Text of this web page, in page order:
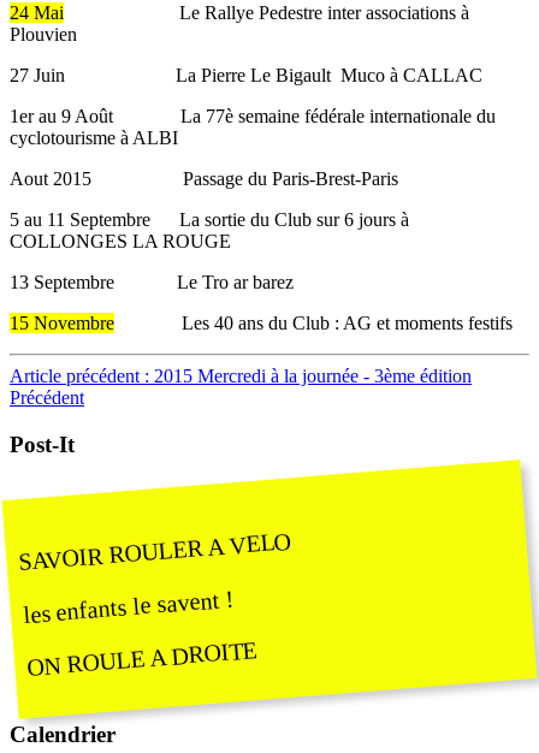
24 Mai Le Rallye Pedestre inter associations à
Plouvien
27 Juin La Pierre Le Bigault Muco à CALLAC
1er au 9 Août La 77è semaine fédérale internationale du
cyclotourisme à ALBI
Aout 2015 Passage du Paris-Brest-Paris
5 au 11 Septembre La sortie du Club sur 6 jours à
COLLONGES LA ROUGE
13 Septembre Le Tro ar barez
15 Novembre Les 40 ans du Club : AG et moments festifs
Article précédent : 2015 Mercredi à la journée - 3ème édition
Précédent
Post-It
SAVOIR ROULER A VELO
les enfants le savent !
ON ROULE A DROITE
Calendrier